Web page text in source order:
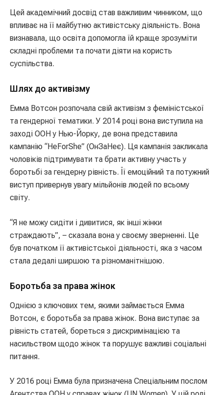
Цей академічний досвід став важливим чинником, що
впливає на її майбутню активістську діяльність. Вона
визнавала, що освіта допомогла їй краще зрозуміти
складні проблеми та почати діяти на користь
суспільства.
Шлях до активізму
Емма Вотсон розпочала свій активізм з феміністської
та гендерної тематики. У 2014 році вона виступила на
заході ООН у Нью-Йорку, де вона представила
кампанію “HeForShe” (ОнЗаНеє). Ця кампанія закликала
чоловіків підтримувати та брати активну участь у
боротьбі за гендерну рівність. Її емоційний та потужний
виступ привернув увагу мільйонів людей по всьому
світу.
“Я не можу сидіти і дивитися, як інші жінки
страждають”, – сказала вона у своєму зверненні. Це
був початком її активістської діяльності, яка з часом
стала дедалі ширшою та різноманітнішою.
Боротьба за права жінок
Однією з ключових тем, якими займається Емма
Вотсон, є боротьба за права жінок. Вона виступає за
рівність статей, бореться з дискримінацією та
насильством щодо жінок та порушує важливі соціальні
питання.
У 2016 році Емма була призначена Спеціальним послом